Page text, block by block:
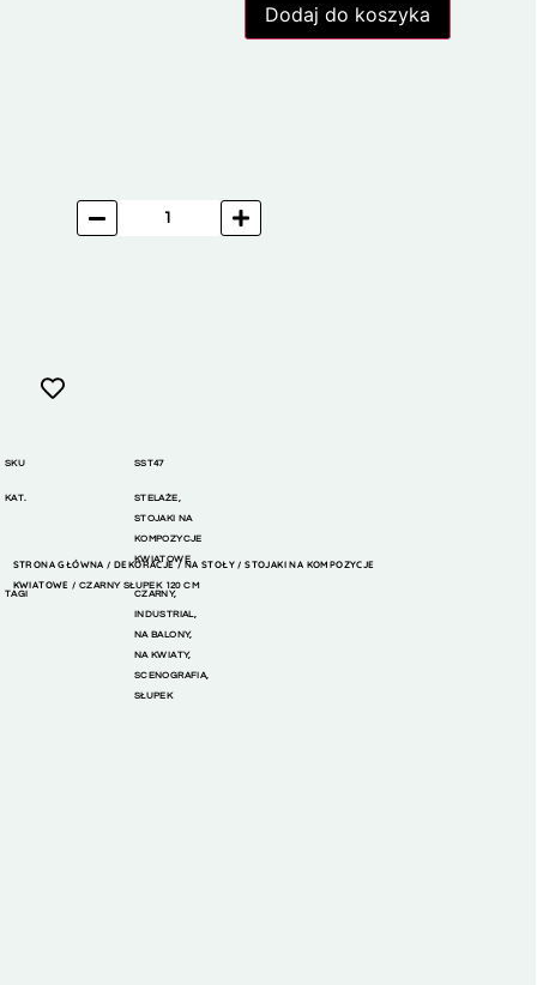
Dodaj do koszyka
SKU SST47
KAT. STELAŻE,
STOJAKI NA
KOMPOZYCJE
KWIATOWE
TAGI CZARNY,
INDUSTRIAL,
NA BALONY,
NA KWIATY,
SCENOGRAFIA,
SŁUPEK
STRONA GŁÓWNA /DEKORACJE/ NA STOŁY /STOJAKI NA KOMPOZYCJE
KWIATOWE / CZARNY SŁUPEK 120 CM